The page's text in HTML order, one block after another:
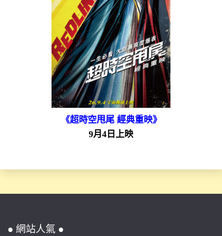
《超時空甩尾 經典重映》
9月4日上映
● 網站人氣 ●